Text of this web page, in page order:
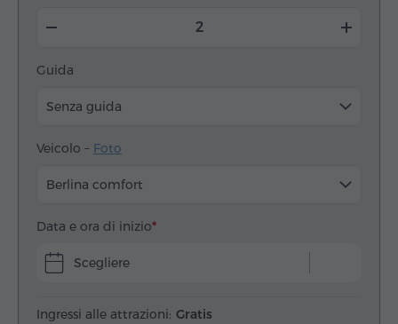
Guida
Senza guida
Veicolo – Foto
Berlina comfort
Data e ora di inizio
Scegliere
Ingressi alle attrazioni: Gratis